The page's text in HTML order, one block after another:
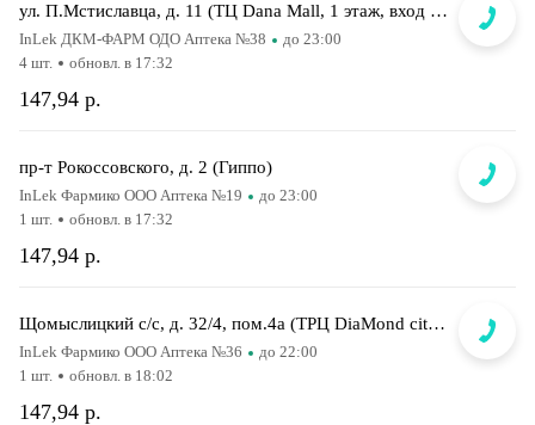
ул. П.Мстиславца, д. 11 (ТЦ Dana Mall, 1 этаж, вход напротив инфоцентра м-на Green)
InLek ДКМ-ФАРМ ОДО Аптека №38 до 23:00
147,94 р.
4 шт. обновл. в 17:32
пр-т Рокоссовского, д. 2 (Гиппо)
InLek Фармико ООО Аптека №19 до 23:00
147,94 р.
1 шт. обновл. в 17:32
Щомыслицкий с/с, д. 32/4, пом.4а (ТРЦ DiaMond city, вход напротив магазина Маяк)
InLek Фармико ООО Аптека №36 до 22:00
147,94 р.
1 шт. обновл. в 18:02